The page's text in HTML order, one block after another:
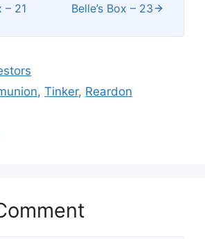
– 21 Belle’s Box – 23
,Tinker, Reardon